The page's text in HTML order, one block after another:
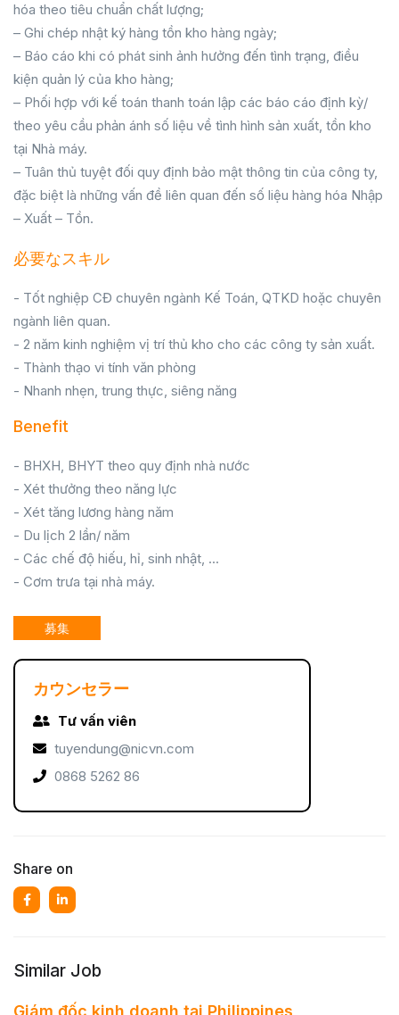
hóa theo tiêu chuẩn chất lượng;
– Ghi chép nhật ký hàng tồn kho hàng ngày;
– Báo cáo khi có phát sinh ảnh hưởng đến tình trạng, điều
kiện quản lý của kho hàng;
– Phối hợp với kế toán thanh toán lập các báo cáo định kỳ/
theo yêu cầu phản ánh số liệu về tình hình sản xuất, tồn kho
tại Nhà máy.
– Tuân thủ tuyệt đối quy định bảo mật thông tin của công ty,
đặc biệt là những vấn đề liên quan đến số liệu hàng hóa Nhập
– Xuất – Tồn.
必要なスキル
- Tốt nghiệp CĐ chuyên ngành Kế Toán, QTKD hoặc chuyên
ngành liên quan.
- 2 năm kinh nghiệm vị trí thủ kho cho các công ty sản xuất.
- Thành thạo vi tính văn phòng
- Nhanh nhẹn, trung thực, siêng năng
Benefit
- BHXH, BHYT theo quy định nhà nước
- Xét thưởng theo năng lực
- Xét tăng lương hàng năm
- Du lịch 2 lần/ năm
- Các chế độ hiếu, hỉ, sinh nhật, ...
- Cơm trưa tại nhà máy.
募集
カウンセラー
Tư vấn viên
tuyendung@nicvn.com
0868 5262 86
Share on
Similar Job
Giám đốc kinh doanh tại Philippines